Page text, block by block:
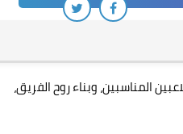
المناسبين، وبناء روح الفريق،